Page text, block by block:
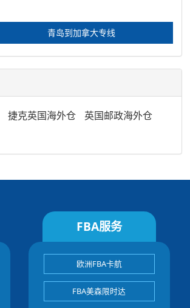
青岛到加拿大专线
捷克英国海外仓
英国邮政海外仓
FBA服务
欧洲FBA卡航
FBA美森限时达